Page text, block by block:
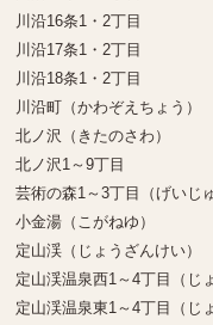
川沿16条1・2丁目
川沿17条1・2丁目
川沿18条1・2丁目
川沿町（かわぞえちょう）
北ノ沢（きたのさわ）
北ノ沢1～9丁目
芸術の森1～3丁目（げいじ
小金湯（こがねゆ）
定山渓（じょうざんけい）
定山渓温泉西1～4丁目（じ
定山渓温泉東1～4丁目（じ